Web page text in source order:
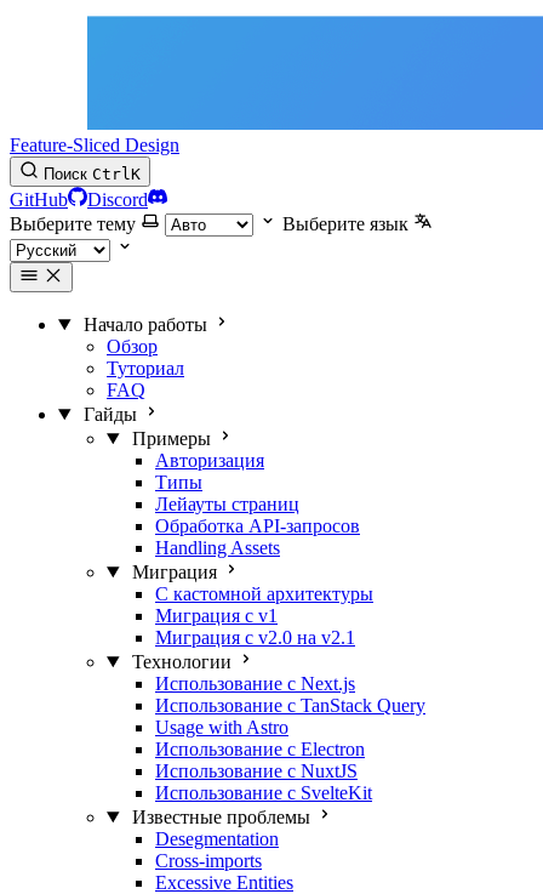
Feature-Sliced Design
Поиск CtrlK
GitHub
Discord
Выберите тему
Выберите язык
Начало работы
Обзор
Туториал
FAQ
Гайды
Примеры
Авторизация
Типы
Лейауты страниц
Обработка API-запросов
Handling Assets
Миграция
С кастомной архитектуры
Миграция с v1
Миграция с v2.0 на v2.1
Технологии
Использование с Next.js
Использование с TanStack Query
Usage with Astro
Использование с Electron
Использование с NuxtJS
Использование с SvelteKit
Известные проблемы
Desegmentation
Cross-imports
Excessive Entities